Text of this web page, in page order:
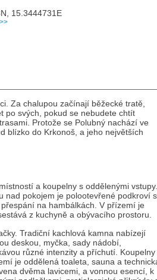
15.3444731E
Za chalupou začínají běžecké tratě,
po svých, pokud se nebudete chtít
Protože se Polubný nachází ve
blízko do Krkonoš, a jeho největších
a koupelny s oddělenými vstupy.
nad pokojem je polootevřené podkroví s
na hambálkách. V přízemí je
z kuchyně a obývacího prostoru.
Tradiční kachlová kamna nabízejí
deskou, myčka, sady nádobí,
různé intenzity a příchutí. Koupelny
je oddělená toaleta, sauna a
dvěma lavicemi, a vonnou esencí, k